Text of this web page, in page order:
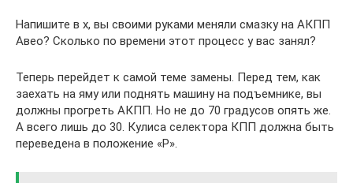
Напишите в х, вы своими руками меняли смазку на АКПП
Авео? Сколько по времени этот процесс у вас занял?
Теперь перейдет к самой теме замены. Перед тем, как
заехать на яму или поднять машину на подъемнике, вы
должны прогреть АКПП. Но не до 70 градусов опять же.
А всего лишь до 30. Кулиса селектора КПП должна быть
переведена в положение «P».